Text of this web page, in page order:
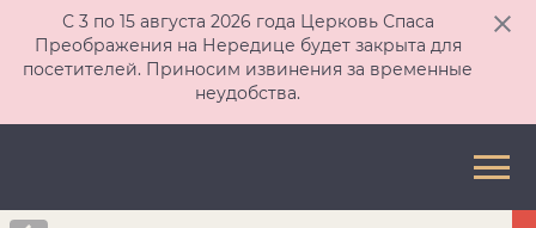
С 3 по 15 августа 2026 года Церковь Спаса
Преображения на Нередице будет закрыта для
посетителей. Приносим извинения за временные
неудобства.